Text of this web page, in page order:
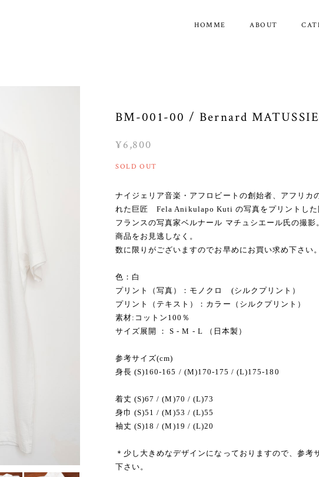
HOMME ABOUT
BM-001-00 / Bernard
¥6,800
SOLD OUT
ナイジェリア音楽・アフロビートの創始者、アフリカ
れた巨匠 Fela Anikulapo Kuti の写真をプリントした
フランスの写真家ベルナール マチュシエール氏の撮
商品をお見逃しなく。
数に限りがございますのでお早めにお買い求め下さい。
色：白
プリント（写真）：モノクロ (シルクプリント）
プリント（テキスト）：カラー（シルクプリント）
素材:コットン100％
サイズ展開 ： S - M - L （日本製）
参考サイズ(cm)
身長 (S)160-165 / (M)170-175 / (L)175-180
着丈 (S)67 / (M)70 / (L)73
身巾 (S)51 / (M)53 / (L)55
袖丈 (S)18 / (M)19 / (L)20
＊少し大きめなデザインになっておりますので、参考
下さい。